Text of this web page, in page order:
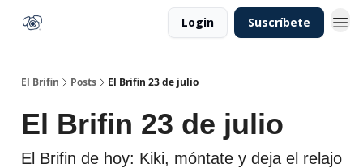
Login Suscríbete
El Brifin Posts El Brifin 23 de julio
El Brifin 23 de julio
El Brifin de hoy: Kiki, móntate y deja el relajo